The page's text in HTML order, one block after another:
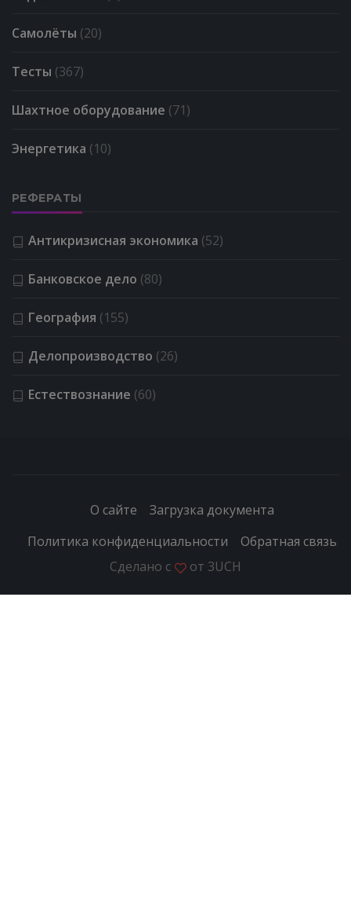
Самолёты (20)
Тесты (367)
Шахтное оборудование (71)
Энергетика (10)
РЕФЕРАТЫ
Антикризисная экономика (52)
Банковское дело (80)
География (155)
Делопроизводство (26)
Естествознание (60)
О сайте
Загрузка документа
Политика конфиденциальности
Обратная связь
Сделано с
от 3UCH